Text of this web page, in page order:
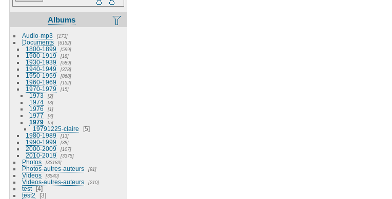
Albums
Audio-mp3 173
Documents 6152
1800-1899 599
1900-1919 18
1930-1939 589
1940-1949 378
1950-1959 868
1960-1969 152
1970-1979 15
1973 2
1974 3
1976 1
1977 4
1979 5
19791225-claire
5
1980-1989
13
1990-1999 38
2000-2009 107
2010-2019 3375
Photos 33183
Photos-autres-auteurs 91
Videos 3540
Videos-autres-auteurs 210
test
4
test2
3